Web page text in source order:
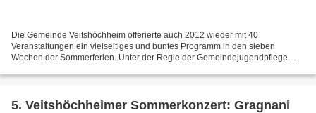
Die Gemeinde Veitshöchheim offerierte auch 2012 wieder mit 40
Veranstaltungen ein vielseitiges und buntes Programm in den sieben
Wochen der Sommerferien. Unter der Regie der Gemeindejugendpflege
5. Veitshöchheimer Sommerkonzert: Gragnani